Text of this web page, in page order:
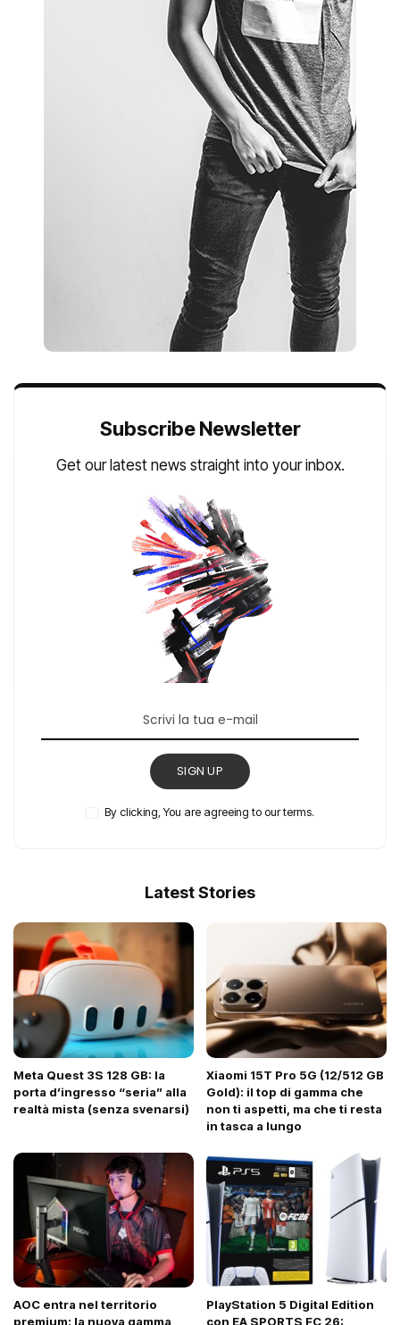
Subscribe Newsletter
Get our latest news straight into your inbox.
SIGN UP
By clicking, You are agreeing to our terms.
Latest Stories
Meta Quest 3S 128 GB: la
porta d’ingresso “seria” alla
realtà mista (senza svenarsi)
Xiaomi 15T Pro 5G (12/512 GB
Gold): il top di gamma che
non ti aspetti, ma che ti resta
in tasca a lungo
AOC entra nel territorio
premium: la nuova gamma
PlayStation 5 Digital Edition
con EA SPORTS FC 26: